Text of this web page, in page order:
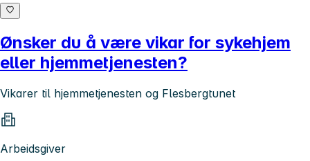
Ønsker du å være vikar for sykehjem
eller hjemmetjenesten?
Vikarer til hjemmetjenesten og Flesbergtunet
Arbeidsgiver